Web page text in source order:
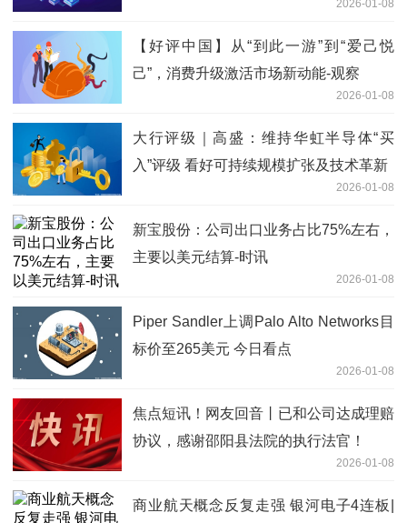
2026-01-08
【好评中国】从“到此一游”到“爱己悦
己”，消费升级激活市场新动能-观察
2026-01-08
大行评级｜高盛：维持华虹半导体“买
入”评级 看好可持续规模扩张及技术革新
2026-01-08
新宝股份：公司出口业务占比75%左右，
主要以美元结算-时讯
2026-01-08
Piper Sandler上调Palo Alto Networks目
标价至265美元 今日看点
2026-01-08
焦点短讯！网友回音丨已和公司达成理赔
协议，感谢邵阳县法院的执行法官！
2026-01-08
商业航天概念反复走强 银河电子4连板|